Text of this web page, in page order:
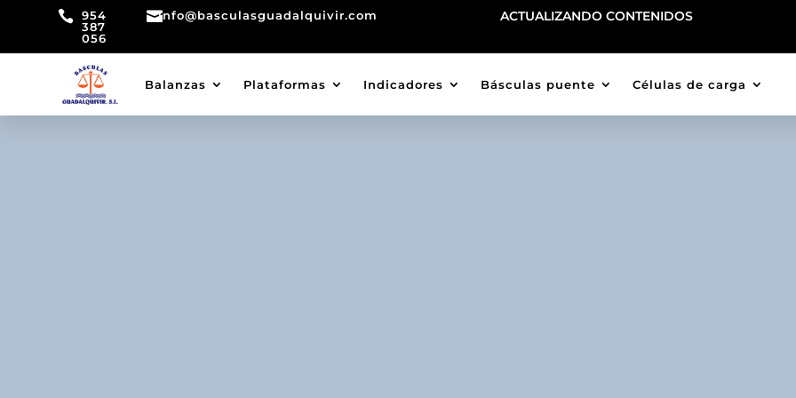
 954
387
056
info@basculasguadalquivir.com ACTUALIZANDO CONTENIDOS
Balanzas Plataformas Indicadores Básculas puente Células de carga